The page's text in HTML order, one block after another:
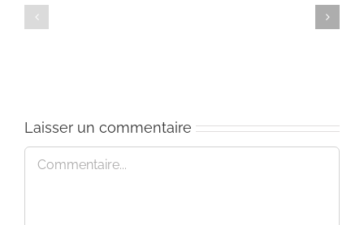
23
Laisser un commentaire
Commentaire